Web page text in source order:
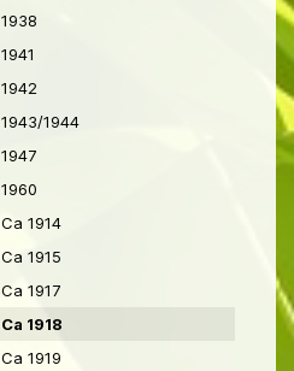
1938
1941
1942
1943/1944
1947
1960
Ca 1914
Ca 1915
Ca 1917
Ca 1918
Ca 1919